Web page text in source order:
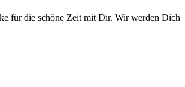
für die schöne Zeit mit Dir. Wir werden Dich